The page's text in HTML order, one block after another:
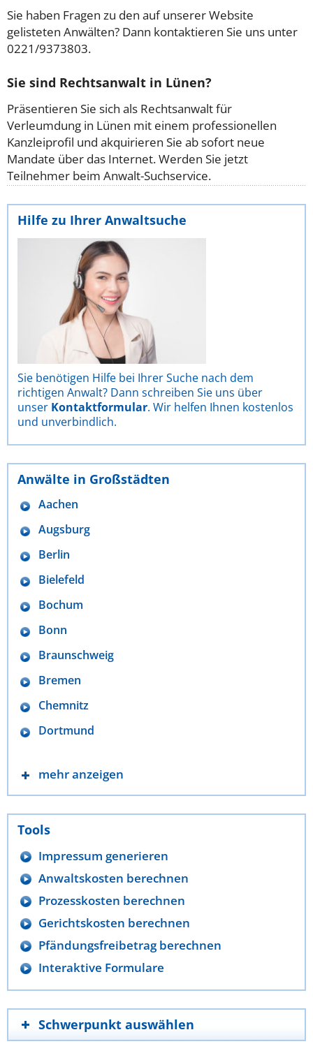
Sie haben Fragen zu den auf unserer Website
gelisteten Anwälten? Dann kontaktieren Sie uns unter
0221/9373803.
Sie sind Rechtsanwalt in Lünen?
Präsentieren Sie sich als Rechtsanwalt für
Verleumdung in Lünen mit einem professionellen
Kanzleiprofil und akquirieren Sie ab sofort neue
Mandate über das Internet. Werden Sie jetzt
Teilnehmer beim Anwalt-Suchservice.
Hilfe zu Ihrer Anwaltsuche
Sie benötigen Hilfe bei Ihrer Suche nach dem
richtigen Anwalt? Dann schreiben Sie uns über
unser Kontaktformular. Wir helfen Ihnen kostenlos
und unverbindlich.
Anwälte in Großstädten
Aachen
Augsburg
Berlin
Bielefeld
Bochum
Bonn
Braunschweig
Bremen
Chemnitz
Dortmund
mehr anzeigen
Tools
Impressum generieren
Anwaltskosten berechnen
Prozesskosten berechnen
Gerichtskosten berechnen
Pfändungsfreibetrag berechnen
Interaktive Formulare
Schwerpunkt auswählen